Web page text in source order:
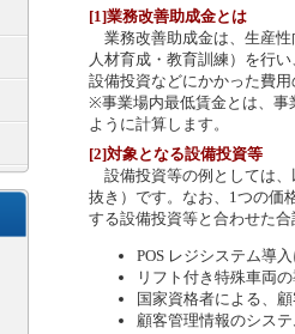
[1]業務改善助成金とは
業務改善助成金は、生産性
人材育成・教育訓練）を行
設備投資などにかかった費用
※事業場内最低賃金とは、事
ように計算します。
[2]対象となる設備投資等
設備投資等の例としては、
抜き）です。なお、1つの価
する設備投資等と合わせた
POS レジシステム導
リフト付き特殊車両
国家資格者による、
顧客管理情報のシス